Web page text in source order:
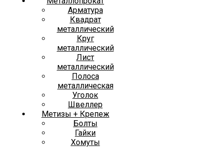
Арматура
Квадрат
металлический
Круг
металлический
Лист
металлический
Полоса
металлическая
Уголок
Швеллер
Метизы + Крепеж
Болты
Гайки
Хомуты